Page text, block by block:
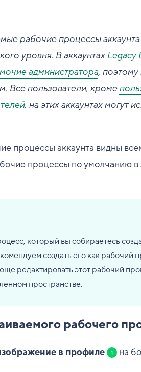
рабочие процессы
уровня. В аккаунтах Legacy
администратора,
Все пользователи, кроме
, на этих аккаунтах могут
процессы аккаунта видны
процессы по умолчанию
который вы собираетесь
создать его как рабочий
редактировать этот рабочий
пространстве.
рабочего
в профиле 1 на